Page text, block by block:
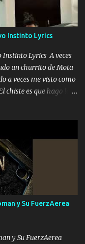
qué será de mí si
muy en el fondo te
Instinto Lyrics
Instinto Lyrics A veces
un churrito de Mota
a veces me visto como
es que hago lo
mis plebes Música
ven la cachucha de lado
una super o a veces
generaciones yo
así soy me mandó
soy hocicon un
saben nada falsas
no quieren ve...
y Su FuerzAerea
y Su FuerzAerea